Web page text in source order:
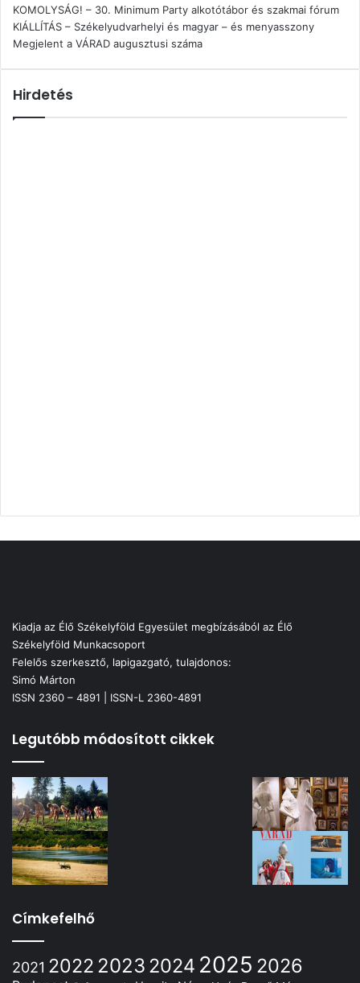
KOMOLYSÁG! – 30. Minimum Party alkotótábor és szakmai fórum
KIÁLLÍTÁS – Székelyudvarhelyi és magyar – és menyasszony
Megjelent a VÁRAD augusztusi száma
Hirdetés
Kiadja az Élő Székelyföld Egyesület megbízásából az Élő
Székelyföld Munkacsoport
Felelős szerkesztő, lapigazgató, tulajdonos:
Simó Márton
ISSN 2360 – 4891 | ISSN-L 2360-4891
Legutóbb módosított cikkek
Címkefelhő
2021 2022 2023 2024 2025 2026